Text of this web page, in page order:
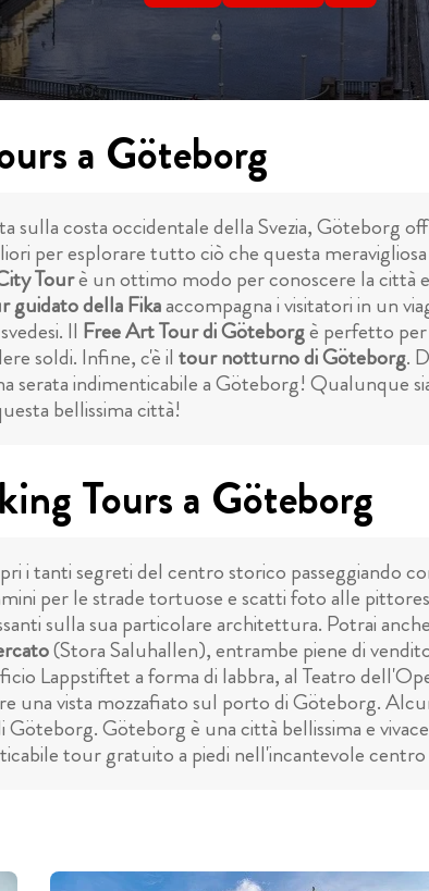
a Göteborg
sulla costa occidentale della Svezia, Göteborg
per esplorare tutto ciò che questa
Tourè un ottimo modo per conoscere la città
guidato della Fikaaccompagna i visitatori in un
Il Free Art Tour di Göteborgè perfetto
soldi. Infine, c'è il tour notturno di Göteborg.
serata indimenticabile a Göteborg! Qualunque
bellissima città!
Tours a Göteborg
i tanti segreti del centro storico passeggiando
per le strade tortuose e scatti foto alle
sulla sua particolare architettura. Potrai
(Stora Saluhallen), entrambe piene di
Lappstiftet a forma di labbra, al Teatro
una vista mozzafiato sul porto di Göteborg.
Göteborg è una città bellissima e
tour gratuito a piedi nell'incantevole